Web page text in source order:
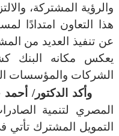
والرؤية المشتركة،
هذا التعاون امتدادًا
عن تنفيذ العديد من
يعكس مكانه البنك
الشركات والمؤسسات
وأكد الدكتور/ أحمد
المصري لتنمية
التمويل المشترك تأتي